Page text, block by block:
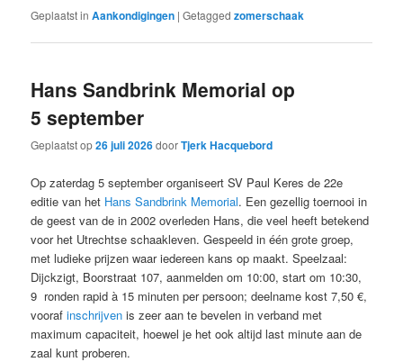
Geplaatst in Aankondigingen |Getagged zomerschaak
Hans Sandbrink Memorial op
5 september
Geplaatst op26 juli 2026doorTjerk Hacquebord
Op zaterdag 5 september organiseert SV Paul Keres de 22e
editie van het Hans Sandbrink Memorial. Een gezellig toernooi in
de geest van de in 2002 overleden Hans, die veel heeft betekend
voor het Utrechtse schaakleven. Gespeeld in één grote groep,
met ludieke prijzen waar iedereen kans op maakt. Speelzaal:
Dijckzigt, Boorstraat 107, aanmelden om 10:00, start om 10:30,
9 ronden rapid à 15 minuten per persoon; deelname kost 7,50 €,
voorafinschrijven is zeer aan te bevelen in verband met
maximum capaciteit, hoewel je het ook altijd last minute aan de
zaal kunt proberen.